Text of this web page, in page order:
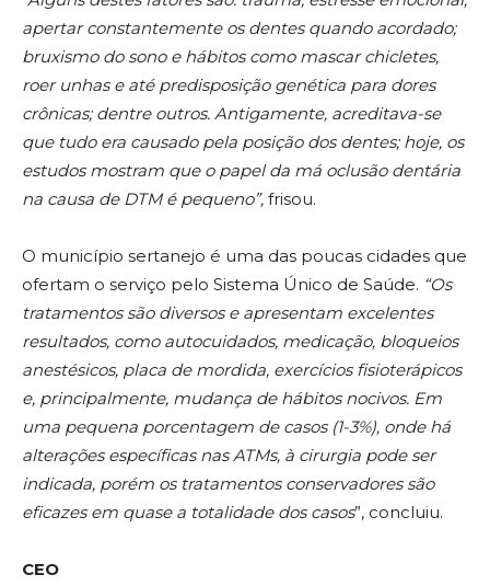
apertar constantemente os dentes quando acordado;
bruxismo do sono e hábitos como mascar chicletes,
roer unhas e até predisposição genética para dores
crônicas; dentre outros. Antigamente, acreditava-se
que tudo era causado pela posição dos dentes; hoje, os
estudos mostram que o papel da má oclusão dentária
na causa de DTM é pequeno”, frisou.
O município sertanejo é uma das poucas cidades que
ofertam o serviço pelo Sistema Único de Saúde. “Os
tratamentos são diversos e apresentam excelentes
resultados, como autocuidados, medicação, bloqueios
anestésicos, placa de mordida, exercícios fisioterápicos
e, principalmente, mudança de hábitos nocivos. Em
uma pequena porcentagem de casos (1-3%), onde há
alterações específicas nas ATMs, à cirurgia pode ser
indicada, porém os tratamentos conservadores são
eficazes em quase a totalidade dos casos”, concluiu.
CEO